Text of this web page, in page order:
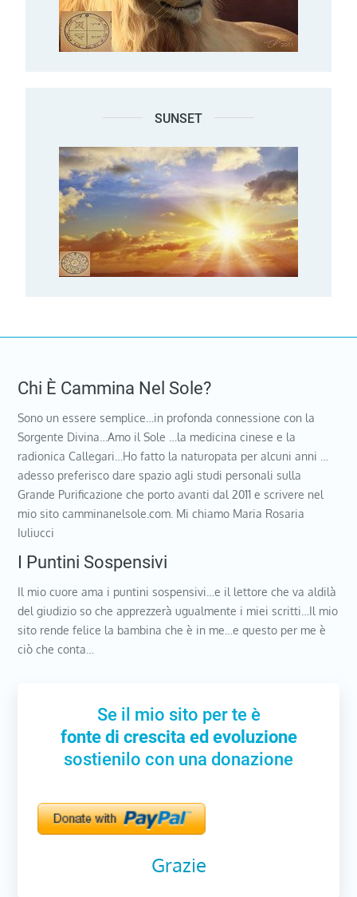
SUNSET
Chi È Cammina Nel Sole?
Sono un essere semplice…in profonda connessione con la
Sorgente Divina…Amo il Sole …la medicina cinese e la
radionica Callegari…Ho fatto la naturopata per alcuni anni …
adesso preferisco dare spazio agli studi personali sulla
Grande Purificazione che porto avanti dal 2011 e scrivere nel
mio sito camminanelsole.com. Mi chiamo Maria Rosaria
Iuliucci
I Puntini Sospensivi
Il mio cuore ama i puntini sospensivi…e il lettore che va aldilà
del giudizio so che apprezzerà ugualmente i miei scritti…Il mio
sito rende felice la bambina che è in me…e questo per me è
ciò che conta…
Se il mio sito per te è
fonte di crescita ed evoluzione
sostienilo con una donazione
Grazie